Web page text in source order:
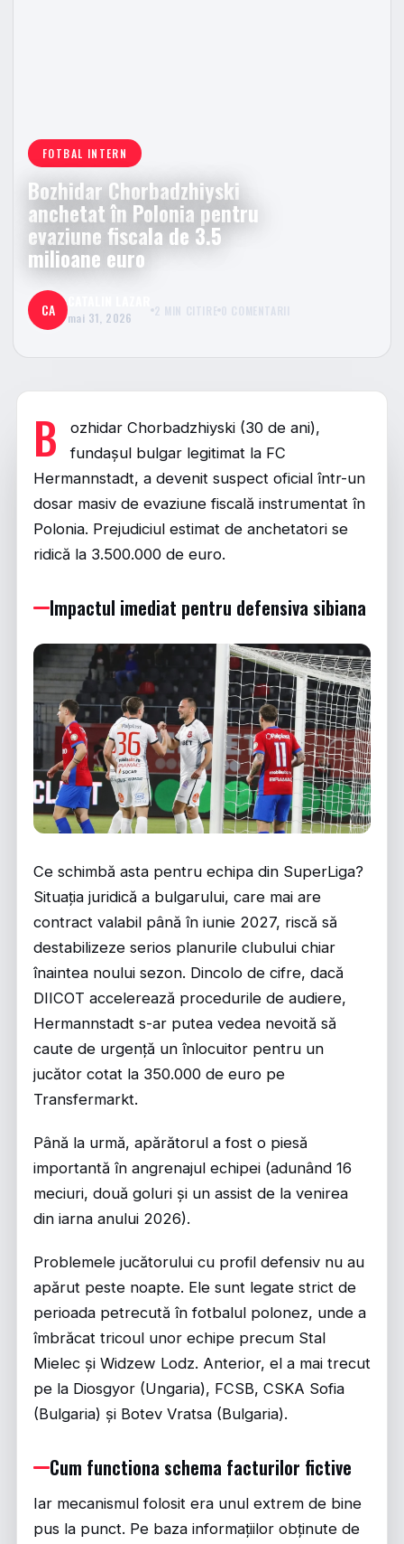
FOTBAL INTERN
Bozhidar Chorbadzhiyski
anchetat în Polonia pentru
evaziune fiscala de 3.5
milioane euro
CA mai 31, 2026 2 MIN CITIRE 0 COMENTARII
B
ozhidar Chorbadzhiyski (30 de ani),
fundașul bulgar legitimat la FC
Hermannstadt, a devenit suspect oficial într-un
dosar masiv de evaziune fiscală instrumentat în
Polonia. Prejudiciul estimat de anchetatori se
ridică la 3.500.000 de euro.
Impactul imediat pentru defensiva sibiana
Ce schimbă asta pentru echipa din SuperLiga?
Situația juridică a bulgarului, care mai are
contract valabil până în iunie 2027, riscă să
destabilizeze serios planurile clubului chiar
înaintea noului sezon. Dincolo de cifre, dacă
DIICOT accelerează procedurile de audiere,
Hermannstadt s-ar putea vedea nevoită să
caute de urgență un înlocuitor pentru un
jucător cotat la 350.000 de euro pe
Transfermarkt.
Până la urmă, apărătorul a fost o piesă
importantă în angrenajul echipei (adunând 16
meciuri, două goluri și un assist de la venirea
din iarna anului 2026).
Problemele jucătorului cu profil defensiv nu au
apărut peste noapte. Ele sunt legate strict de
perioada petrecută în fotbalul polonez, unde a
îmbrăcat tricoul unor echipe precum Stal
Mielec și Widzew Lodz. Anterior, el a mai trecut
pe la Diosgyor (Ungaria), FCSB, CSKA Sofia
(Bulgaria) și Botev Vratsa (Bulgaria).
Cum functiona schema facturilor fictive
Iar mecanismul folosit era unul extrem de bine
pus la punct. Pe baza informațiilor obținute de